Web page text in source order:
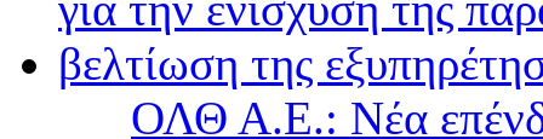
ΟΛΘ Α.Ε.: Νέα